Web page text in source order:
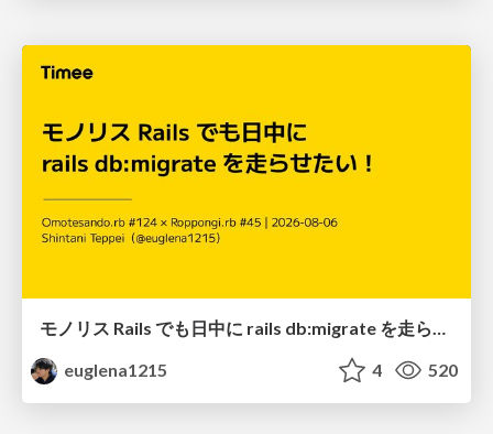
モノリス Rails でも日中に rails db:migrate を走らせたい！ / Daytime rails db:migrate on Monolithic Rails!
euglena1215
4 520